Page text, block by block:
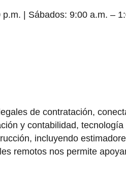
| Sábados: 9:00 a.m. –
de contratación,
y contabilidad,
incluyendo
remotos nos permite